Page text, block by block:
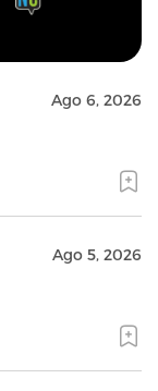
Ago 6, 2026
Ago 5, 2026